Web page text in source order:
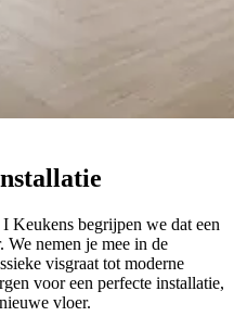
Keukens begrijpen we dat een
We nemen je mee in de
visgraat tot moderne
voor een perfecte installatie,
vloer.